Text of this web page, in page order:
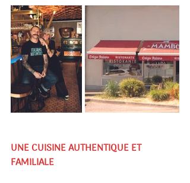
UNE CUISINE AUTHENTIQUE ET
FAMILIALE